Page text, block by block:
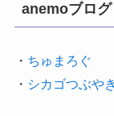
anemoブログ
・ ちゅまろぐ
・ シカゴつぶや